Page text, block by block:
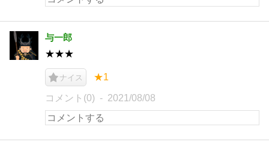
与一郎
★★★
ナイス ★1
コメント(0) 2021/08/08